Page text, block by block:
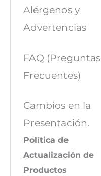
Alérgenos y
Advertencias
FAQ (Preguntas
Frecuentes)
Cambios en la
Presentación.
Política de
Actualización de
Productos